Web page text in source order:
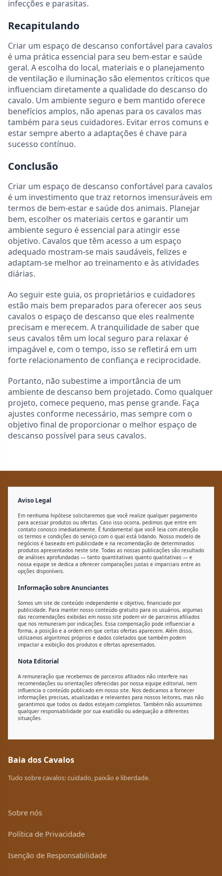
infecções e parasitas.
Recapitulando
Criar um espaço de descanso confortável para cavalos
é uma prática essencial para seu bem-estar e saúde
geral. A escolha do local, materiais e o planejamento
de ventilação e iluminação são elementos críticos que
influenciam diretamente a qualidade do descanso do
cavalo. Um ambiente seguro e bem mantido oferece
benefícios amplos, não apenas para os cavalos mas
também para seus cuidadores. Evitar erros comuns e
estar sempre aberto a adaptações é chave para
sucesso contínuo.
Conclusão
Criar um espaço de descanso confortável para cavalos
é um investimento que traz retornos imensuráveis em
termos de bem-estar e saúde dos animais. Planejar
bem, escolher os materiais certos e garantir um
ambiente seguro é essencial para atingir esse
objetivo. Cavalos que têm acesso a um espaço
adequado mostram-se mais saudáveis, felizes e
adaptam-se melhor ao treinamento e às atividades
diárias.
Ao seguir este guia, os proprietários e cuidadores
estão mais bem preparados para oferecer aos seus
cavalos o espaço de descanso que eles realmente
precisam e merecem. A tranquilidade de saber que
seus cavalos têm um local seguro para relaxar é
impagável e, com o tempo, isso se refletirá em um
forte relacionamento de confiança e reciprocidade.
Portanto, não subestime a importância de um
ambiente de descanso bem projetado. Como qualquer
projeto, comece pequeno, mas pense grande. Faça
ajustes conforme necessário, mas sempre com o
objetivo final de proporcionar o melhor espaço de
descanso possível para seus cavalos.
Aviso Legal
Em nenhuma hipótese solicitaremos que você realize qualquer pagamento
para acessar produtos ou ofertas. Caso isso ocorra, pedimos que entre em
contato conosco imediatamente. É fundamental que você leia com atenção
os termos e condições do serviço com o qual está lidando. Nosso modelo de
negócios é baseado em publicidade e na recomendação de determinados
produtos apresentados neste site. Todas as nossas publicações são resultado
de análises aprofundadas — tanto quantitativas quanto qualitativas — e
nossa equipe se dedica a oferecer comparações justas e imparciais entre as
opções disponíveis.
Informação sobre Anunciantes
Somos um site de conteúdo independente e objetivo, financiado por
publicidade. Para manter nosso conteúdo gratuito para os usuários, algumas
das recomendações exibidas em nosso site podem vir de parceiros afiliados
que nos remuneram por indicações. Essa compensação pode influenciar a
forma, a posição e a ordem em que certas ofertas aparecem. Além disso,
utilizamos algoritmos próprios e dados coletados que também podem
impactar a exibição dos produtos e ofertas apresentados.
Nota Editorial
A remuneração que recebemos de parceiros afiliados não interfere nas
recomendações ou orientações oferecidas por nossa equipe editorial, nem
influencia o conteúdo publicado em nosso site. Nos dedicamos a fornecer
informações precisas, atualizadas e relevantes para nossos leitores, mas não
garantimos que todos os dados estejam completos. Também não assumimos
qualquer responsabilidade por sua exatidão ou adequação a diferentes
situações.
Baia dos Cavalos
Tudo sobre cavalos: cuidado, paixão e liberdade.
Sobre nós
Política de Privacidade
Isenção de Responsabilidade